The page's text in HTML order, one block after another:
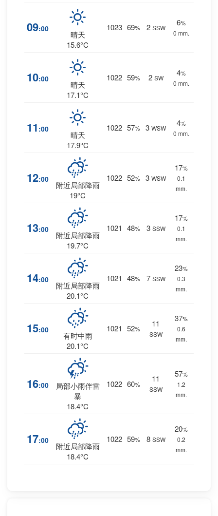
09:00
晴天
15.6°C
1023 69% 2 SSW
6%
0 mm.
10:00
晴天
17.1°C
1022 59% 2 SW
4%
0 mm.
11 :00
晴天
17.9°C
1022 57% 3 WSW
4%
0 mm.
12:00
附近局部降雨
19°C
1022 52% 3 WSW
17%
0.1
mm.
13:00
附近局部降雨
19.7°C
1021 48% 3 SSW
17%
0.1
mm.
14:00
附近局部降雨
20.1°C
1021 48% 7 SSW
23%
0.3
mm.
15:00
有时中雨
20.1°C
1021 52%
11
SSW
37%
0.6
mm.
16:00
局部小雨伴雷
暴
18.4°C
1022 60%
11
SSW
57%
1.2
mm.
17:00
附近局部降雨
18.4°C
1022 59% 8 SSW
20%
0.2
mm.